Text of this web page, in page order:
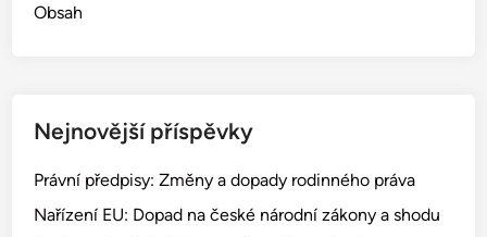
Obsah
Nejnovější příspěvky
Právní předpisy: Změny a dopady rodinného práva
Nařízení EU: Dopad na české národní zákony a shodu